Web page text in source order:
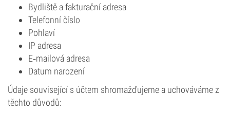
Bydliště a fakturační adresa
Telefonní číslo
Pohlaví
IP adresa
E‑mailová adresa
Datum narození
Údaje související s účtem shromažďujeme a uchováváme z
těchto důvodů: